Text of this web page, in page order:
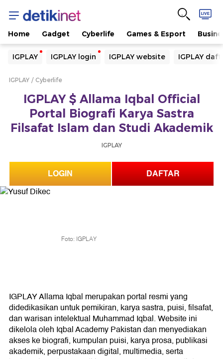
Home Gadget Cyberlife Games & Esport
IGPLAY IGPLAY login IGPLAY website IGPLAY
Yang sedang ramai dicari
Loading...
Loading...
IGPLAY Cyberlife
IGPLAY $ Allama Iqbal Official
Portal Biografi Karya Sastra
Filsafat Islam dan Studi Akademik
IGPLAY
LOGIN DAFTAR
Foto: IGPLAY
IGPLAY Allama Iqbal merupakan portal resmi yang
didedikasikan untuk pemikiran, karya sastra, puisi, filsafat,
dan warisan intelektual Muhammad Iqbal. Website ini
dikelola oleh Iqbal Academy Pakistan dan menyediakan
akses ke biografi, kumpulan puisi, karya prosa, publikasi
akademik, perpustakaan digital, multimedia, serta